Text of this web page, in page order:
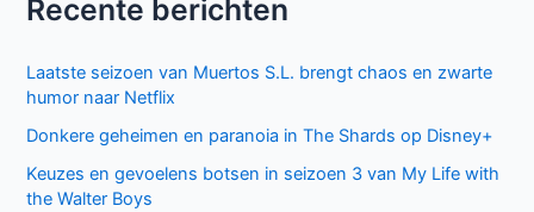
Recente berichten
Laatste seizoen van Muertos S.L. brengt chaos en zwarte
humor naar Netflix
Donkere geheimen en paranoia in The Shards op Disney+
Keuzes en gevoelens botsen in seizoen 3 van My Life with
the Walter Boys